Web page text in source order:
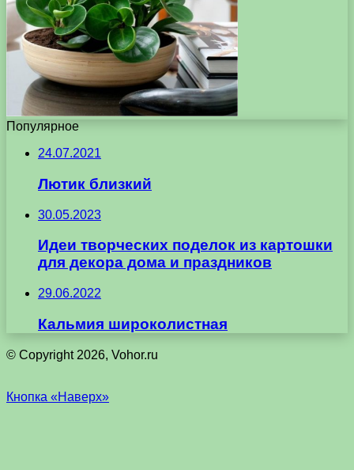
Популярное
24.07.2021
Лютик близкий
30.05.2023
Идеи творческих поделок из картошки
для декора дома и праздников
29.06.2022
Кальмия широколистная
© Copyright 2026, Vohor.ru
Кнопка «Наверх»